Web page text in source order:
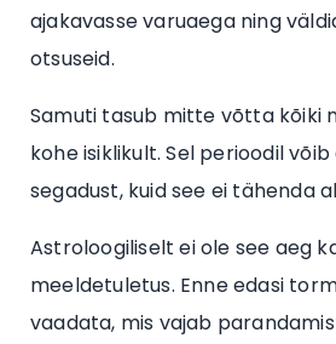
ajakavasse varuaega ning
otsuseid.
Samuti tasub mitte võtta kõiki
kohe isiklikult. Sel perioodil
segadust, kuid see ei tähenda
Astroloogiliselt ei ole see aeg
meeldetuletus. Enne edasi
vaadata, mis vajab